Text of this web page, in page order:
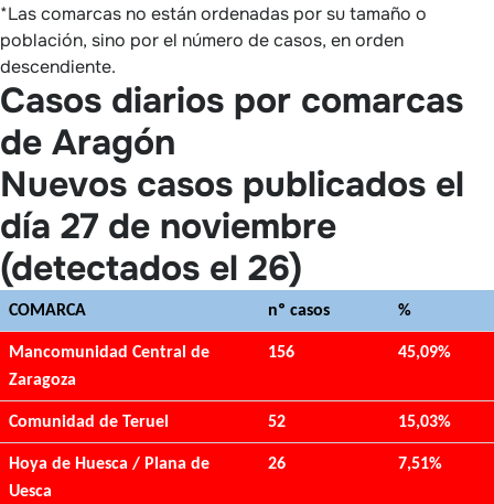
*Las comarcas no están ordenadas por su tamaño o
población, sino por el número de casos, en orden
descendiente.
Casos diarios por comarcas
de Aragón
Nuevos casos publicados el
día 27 de noviembre
(detectados el 26)
COMARCA nº casos %
Mancomunidad Central de
Zaragoza
156 45,09%
Comunidad de Teruel 52 15,03%
Hoya de Huesca / Plana de
Uesca
26 7,51%